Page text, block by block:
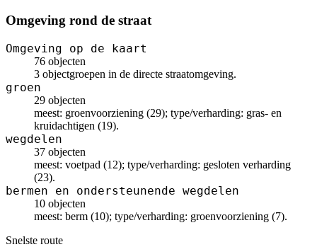
Omgeving rond de straat
Omgeving op de kaart
76 objecten
3 objectgroepen in de directe straatomgeving.
groen
29 objecten
meest: groenvoorziening (29); type/verharding: gras- en
kruidachtigen (19).
wegdelen
37 objecten
meest: voetpad (12); type/verharding: gesloten verharding
(23).
bermen en ondersteunende wegdelen
10 objecten
meest: berm (10); type/verharding: groenvoorziening (7).
Snelste route